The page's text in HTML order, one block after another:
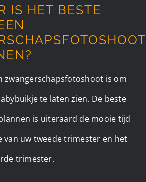
IS HET BESTE
zwangerschapsfotoshoot is om
te laten zien. De beste
is uiteraard de mooie tijd
van uw tweede trimester en het
trimester.